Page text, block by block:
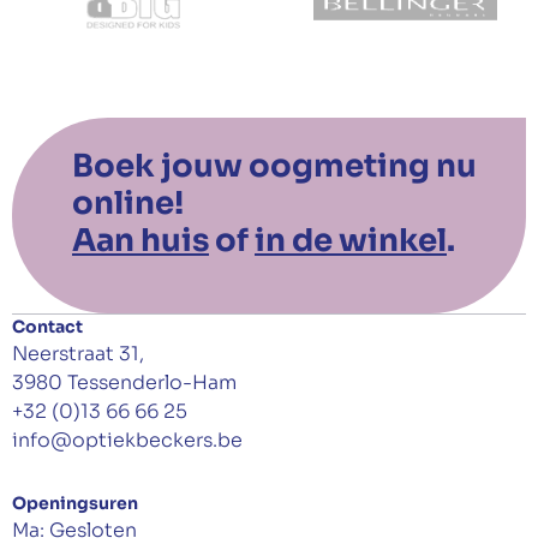
Boek jouw oogmeting nu
online!
Aan huisofin de winkel.
Contact
Neerstraat 31,
3980 Tessenderlo-Ham
+32 (0)13 66 66 25
info@optiekbeckers.be
Openingsuren
Ma: Gesloten